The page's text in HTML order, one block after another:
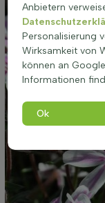
Anbietern
Personalisierung
Wirksamkeit von
können an
Informationen
Ok